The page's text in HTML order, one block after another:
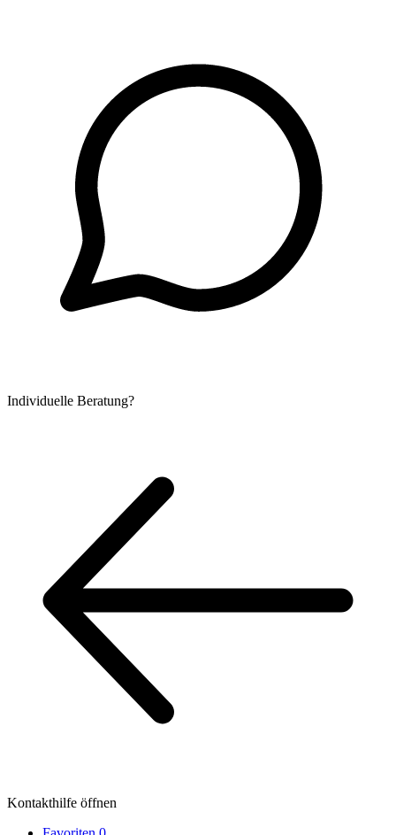
Individuelle Beratung?
Kontakthilfe öffnen